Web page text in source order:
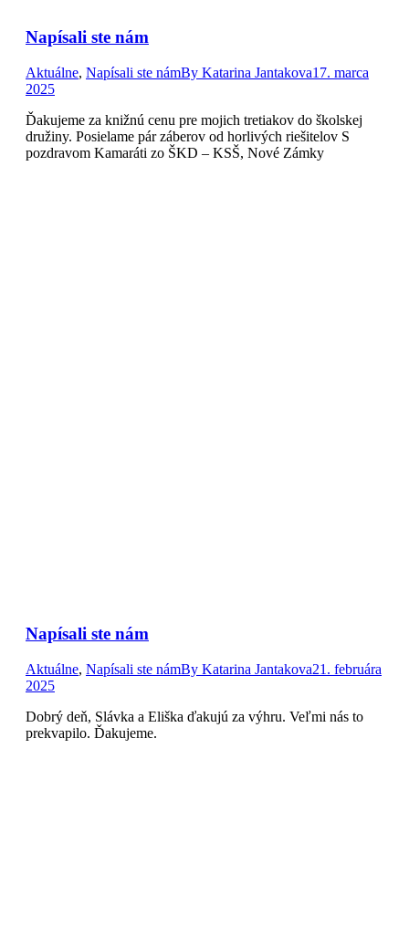
Napísali ste nám
Aktuálne, Napísali ste námBy Katarina Jantakova17. marca
2025
Ďakujeme za knižnú cenu pre mojich tretiakov do školskej
družiny. Posielame pár záberov od horlivých riešitelov S
pozdravom Kamaráti zo ŠKD – KSŠ, Nové Zámky
Napísali ste nám
Aktuálne, Napísali ste námBy Katarina Jantakova21. februára
2025
Dobrý deň, Slávka a Eliška ďakujú za výhru. Veľmi nás to
prekvapilo. Ďakujeme.